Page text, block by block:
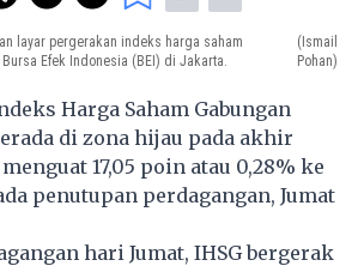
layar pergerakan indeks harga saham
Efek Indonesia (BEI) di Jakarta.
(Ismail
Pohan)
Harga Saham Gabungan
di zona hijau pada akhir
17,05 poin atau 0,28% ke
penutupan perdagangan, Jumat
hari Jumat, IHSG bergerak